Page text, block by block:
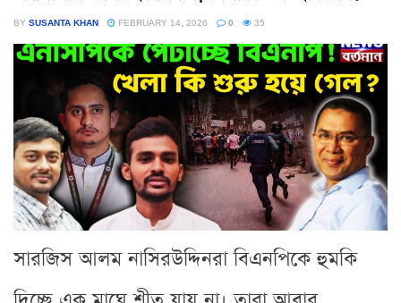
BY SUSANTA KHAN FEBRUARY 14, 2026 0 35
সারজিস আলম নাসিরউদ্দিনরা বিএনপিকে হুমকি